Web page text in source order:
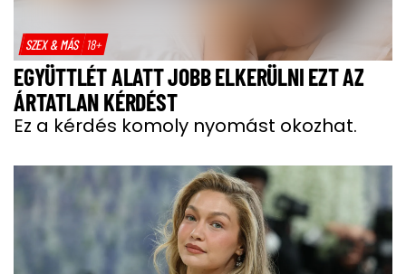
SZEX & MÁS 18+
EGYÜTTLÉT ALATT JOBB ELKERÜLNI EZT AZ
ÁRTATLAN KÉRDÉST
Ez a kérdés komoly nyomást okozhat.